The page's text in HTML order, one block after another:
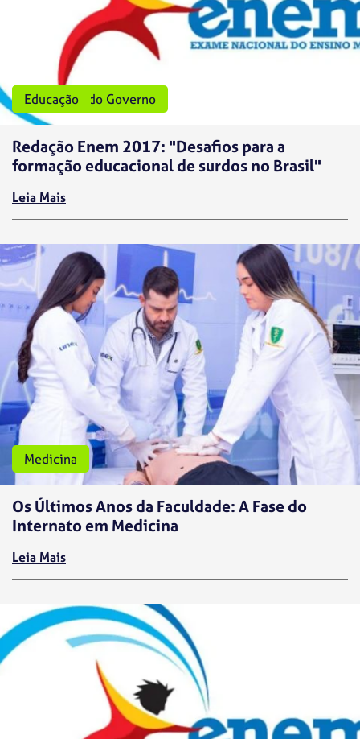
Programas do Governo
Educação
Redação Enem 2017: "Desafios para a
formação educacional de surdos no Brasil"
Leia Mais
Medicina
Os Últimos Anos da Faculdade: A Fase do
Internato em Medicina
Leia Mais